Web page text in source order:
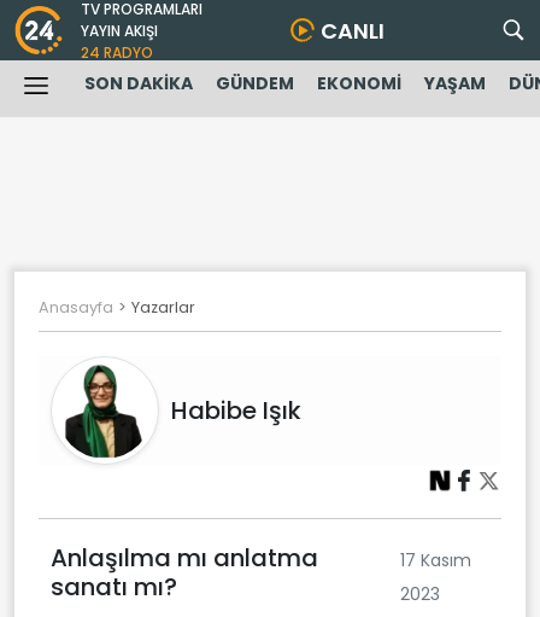
TV PROGRAMLARI
YAYIN AKIŞI
24 RADYO
CANLI
SON DAKİKA GÜNDEM EKONOMİ YAŞAM
Anasayfa Yazarlar
Habibe Işık
Anlaşılma mı anlatma
sanatı mı?
17 Kasım
2023